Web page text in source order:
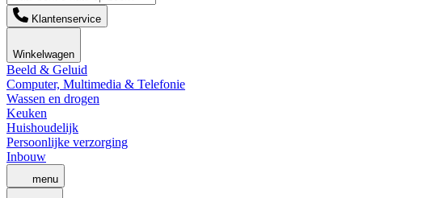
Klantenservice
Winkelwagen
Beeld & Geluid
Computer, Multimedia & Telefonie
Wassen en drogen
Keuken
Huishoudelijk
Persoonlijke verzorging
Inbouw
menu